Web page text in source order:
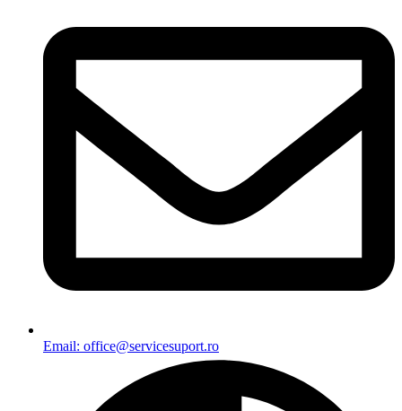
Email: office@servicesuport.ro